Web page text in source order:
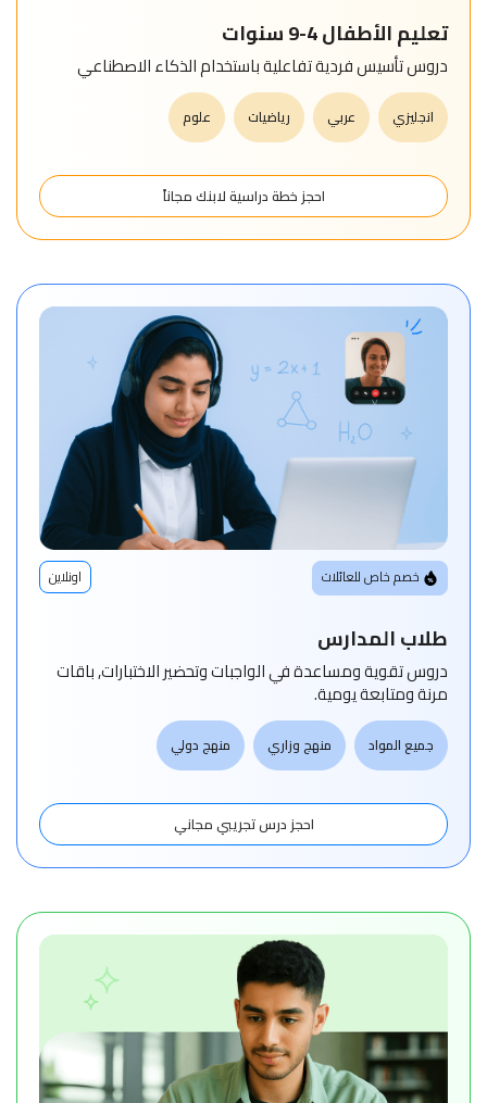
تعليم الأطفال 4-9 سنوات
دروس تأسيس فردية تفاعلية باستخدام الذكاء الاصطناعي
انجليزي عربي رياضيات علوم
احجز خطة دراسية لابنك مجاناً
خصم خاص للعائلات اونلاين
طلاب المدارس
دروس تقوية ومساعدة في الواجبات وتحضير الاختبارات, باقات
مرنة ومتابعة يومية.
جميع المواد منهج وزاري منهج دولي
احجز درس تجريبي مجاني